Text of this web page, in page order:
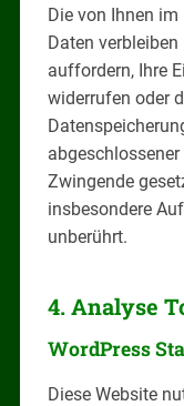
Die von Ihnen
Daten
auffordern, Ihre
widerrufen oder
Zwingende
insbesondere
unberührt.
4. Analyse
WordPress
Diese Website